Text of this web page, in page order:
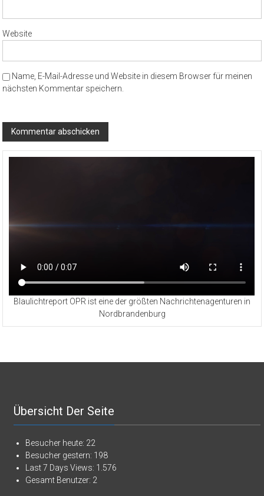
Website
Name, E-Mail-Adresse und Website in diesem Browser für meinen
nächsten Kommentar speichern.
Blaulichtreport OPR ist eine der größten Nachrichtenagenturen in
Nordbrandenburg
Übersicht Der Seite
Besucher heute: 22
Besucher gestern: 198
Last 7 Days Views: 1.576
Gesamt Benutzer: 2